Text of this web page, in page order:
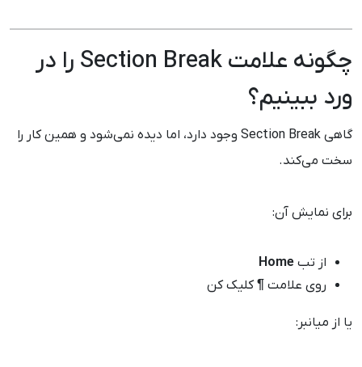
چگونه علامت Section Break را در
ورد ببینیم؟
گاهی Section Break وجود دارد، اما دیده نمی‌شود و همین کار را
سخت می‌کند.
برای نمایش آن:
از تب Home
روی علامت ¶کلیک کن
یا از میانبر: